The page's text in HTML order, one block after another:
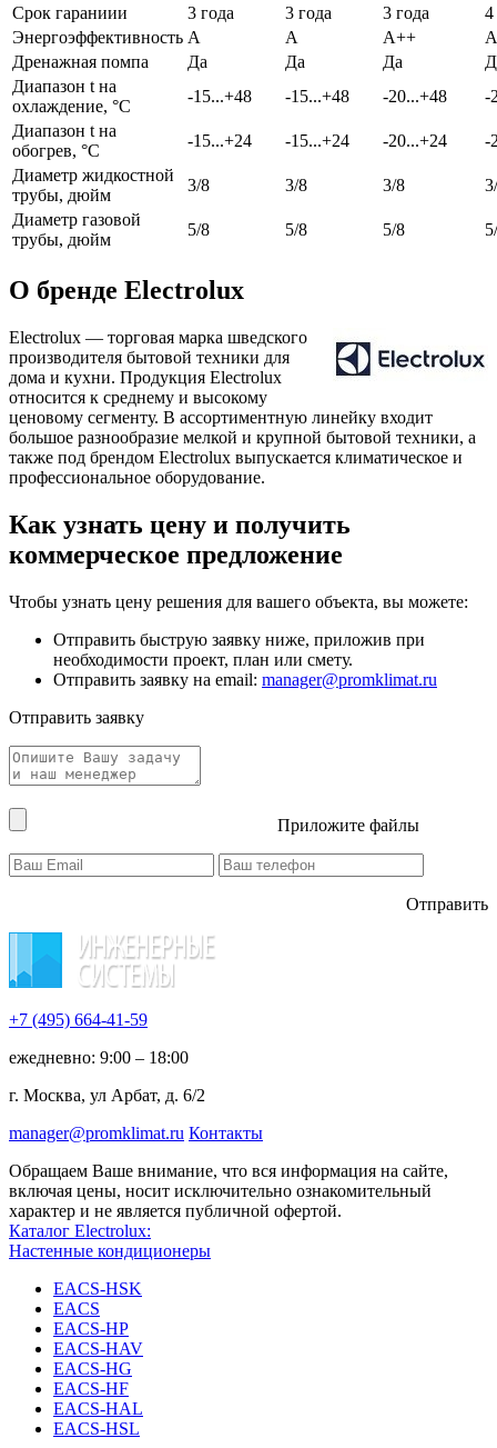
Срок гараниии
3 года 3 года 3 года
4
Энергоэффективность A A A++
Дренажная помпа
Да Да Да
Диапазон t на
охлаждение, °С
-15...+48 -15...+48 -20...+48
-
Диапазон t на
обогрев, °С
-15...+24 -15...+24 -20...+24
-
Диаметр жидкостной
трубы, дюйм
3/8 3/8 3/8
Диаметр газовой
трубы, дюйм
5/8 5/8 5/8
О бренде Electrolux
Electrolux — торговая марка шведского
производителя бытовой техники для
дома и кухни. Продукция Electrolux
относится к среднему и высокому
ценовому сегменту. В ассортиментную линейку входит
большое разнообразие мелкой и крупной бытовой техники, а
также под брендом Electrolux выпускается климатическое и
профессиональное оборудование.
Как узнать цену и получить
коммерческое предложение
Чтобы узнать цену решения для вашего объекта, вы можете:
Отправить быструю заявку ниже, приложив при
необходимости проект, план или смету.
Отправить заявку на email: manager@promklimat.ru
Отправить заявку
Приложите файлы
Отправить
+7 (495) 664-41-59
ежедневно: 9:00 – 18:00
г. Москва, ул Арбат, д. 6/2
manager@promklimat.ru Контакты
Обращаем Ваше внимание, что вся информация на сайте,
включая цены, носит исключительно ознакомительный
характер и не является публичной офертой.
Каталог Electrolux:
Настенные кондиционеры
EACS-HSK
EACS
EACS-HP
EACS-HAV
EACS-HG
EACS-HF
EACS-HAL
EACS-HSL